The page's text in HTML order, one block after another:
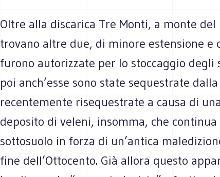
Oltre alla discarica Tre Monti, a monte
trovano altre due, di minore estensione
furono autorizzate per lo stoccaggio degli
poi anch’esse sono state sequestrate
recentemente risequestrate a causa di
deposito di veleni, insomma, che
sottosuolo in forza di un’antica
fine dell’Ottocento. Già allora questo